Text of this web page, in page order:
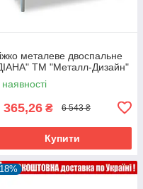
металеве двоспальне
ТМ "Металл-Дизайн"
365,26 ₴ 6 543 ₴
Купити